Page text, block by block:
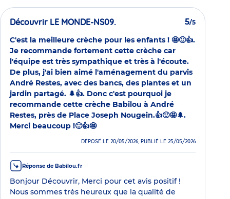
Découvrir LE MONDE-NS09. 5/5
C'est la meilleure crèche pour les enfants ! 🤩🙂👍.
Je recommande fortement cette crèche car
l'équipe est très sympathique et très à l'écoute.
De plus, j'ai bien aimé l'aménagement du parvis
André Restes, avec des bancs, des plantes et un
jardin partagé. 🌲👍. Donc c'est pourquoi je
recommande cette crèche Babilou à André
Restes, près de Place Joseph Nougein.👍🙂🤩🌲.
Merci beaucoup !🙂👍🤩
DÉPOSÉ LE 20/05/2026, PUBLIÉ LE 25/05/2026
Réponse de Babilou.fr
Bonjour Découvrir, Merci pour cet avis positif !
Nous sommes très heureux que la qualité de